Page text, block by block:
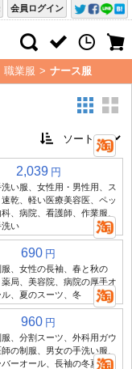
会員ログイン
職業服 > ナース服
2,039 円
い服、女性用・男性用、ス
速乾、軽い医療美容医、ペッ
科、病院、看護師、作業服、
い
690 円
、女性の長袖、春と秋の
局、美容院、病院の厚手オ
、夏のスーツ、冬
960 円
、分割スーツ、外科用ガウ
の制服、男女の手洗い服、
ーオール、長袖の冬夏服